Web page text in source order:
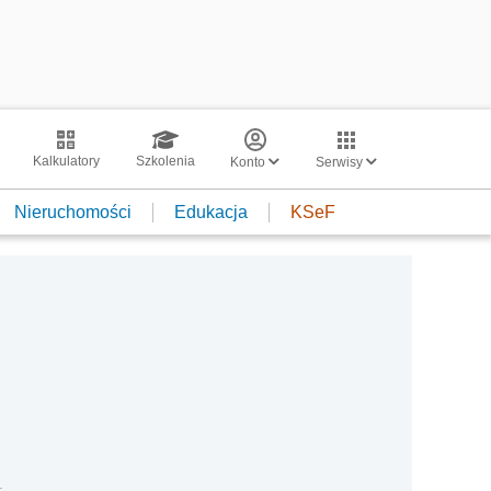
Kalkulatory Szkolenia Konto Serwisy
Nieruchomości Edukacja KSeF